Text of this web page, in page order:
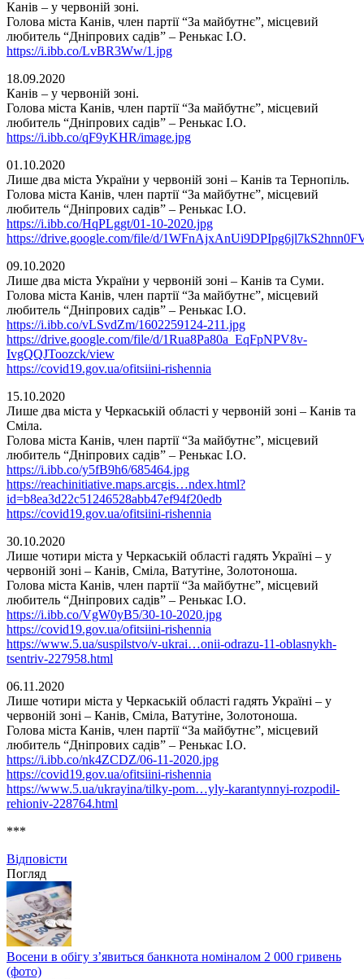
Канів – у червоній зоні.
Голова міста Канів, член партії “За майбутнє”, місцевий
любитель “Дніпрових садів” – Ренькас І.О.
https://i.ibb.co/LvBR3Ww/1.jpg
18.09.2020
Канів – у червоній зоні.
Голова міста Канів, член партії “За майбутнє”, місцевий
любитель “Дніпрових садів” – Ренькас І.О.
https://i.ibb.co/qF9yKHR/image.jpg
01.10.2020
Лише два міста України у червоній зоні – Канів та Тернопіль.
Голова міста Канів, член партії “За майбутнє”, місцевий
любитель “Дніпрових садів” – Ренькас І.О.
https://i.ibb.co/HqPLggt/01-10-2020.jpg
https://drive.google.com/file/d/
09.10.2020
Лише два міста України у червоній зоні – Канів та Суми.
Голова міста Канів, член партії “За майбутнє”, місцевий
любитель “Дніпрових садів” – Ренькас І.О.
https://i.ibb.co/vLSvdZm/1602259124-211.jpg
https://drive.google.com/file/d/1Rua8Pa80a_EqFpNPV8v-
IvgQQJToozck/view
https://covid19.gov.ua/ofitsiini-rishennia
15.10.2020
Лише два міста у Черкаській області у червоній зоні – Канів та
Сміла.
Голова міста Канів, член партії “За майбутнє”, місцевий
любитель “Дніпрових садів” – Ренькас І.О.
https://i.ibb.co/y5fB9h6/685464.jpg
https://reachinitiative.maps.arcgis…ndex.html?
id=b8ea3d22c51246528abb47ef94f20edb
https://covid19.gov.ua/ofitsiini-rishennia
30.10.2020
Лише чотири міста у Черкаській області гадять Україні – у
червоній зоні – Канів, Сміла, Ватутіне, Золотоноша.
Голова міста Канів, член партії “За майбутнє”, місцевий
любитель “Дніпрових садів” – Ренькас І.О.
https://i.ibb.co/VgW0yB5/30-10-2020.jpg
https://covid19.gov.ua/ofitsiini-rishennia
https://www.5.ua/suspilstvo/v-ukrai…onii-odrazu-11-oblasnykh-
tsentriv-227958.html
06.11.2020
Лише чотири міста у Черкаській області гадять Україні – у
червоній зоні – Канів, Сміла, Ватутіне, Золотоноша.
Голова міста Канів, член партії “За майбутнє”, місцевий
любитель “Дніпрових садів” – Ренькас І.О.
https://i.ibb.co/nk4ZCDZ/06-11-2020.jpg
https://covid19.gov.ua/ofitsiini-rishennia
https://www.5.ua/ukrayina/tilky-pom…yly-karantynnyi-rozpodil-
rehioniv-228764.html
***
Відповіcти
Погляд
Восени в обігу з’явиться банкнота номіналом 2 000 гривень
(фото)